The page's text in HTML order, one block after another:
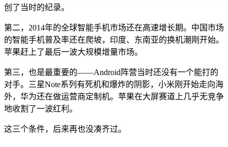
创了当时的纪录。
第二，2014年的全球智能手机市场还在高速增长期。中国市场
的智能手机普及率还在爬坡，印度、东南亚的换机潮刚开始。
苹果赶上了最后一波大规模增量市场。
第三，也是最重要的——Android阵营当时还没有一个能打的
对手。三星Note系列有死机和爆炸的阴影，小米刚开始走向海
外，华为还在做运营商定制机。苹果在大屏赛道上几乎无竞争
地收割了一波红利。
这三个条件，后来再也没凑齐过。